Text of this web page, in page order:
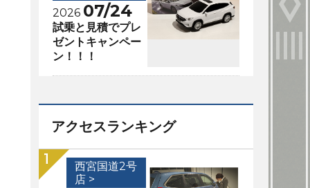
2026 07/24
試乗と見積でプレ
ゼントキャンペー
ン！！！
アクセスランキング
西宮国道2号
店 >